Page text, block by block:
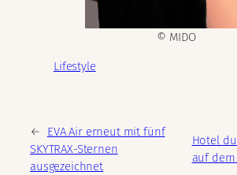
© MIDO
Lifestyle
←
EVA Air erneut mit fünf
SKYTRAX-Sternen
ausgezeichnet
Hotel
auf